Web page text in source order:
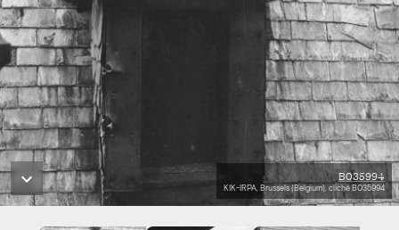
B035994
KIK-IRPA, Brussels (Belgium), cliché B035994